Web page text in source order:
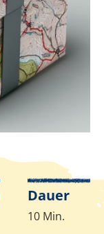
Dauer
10 Min.